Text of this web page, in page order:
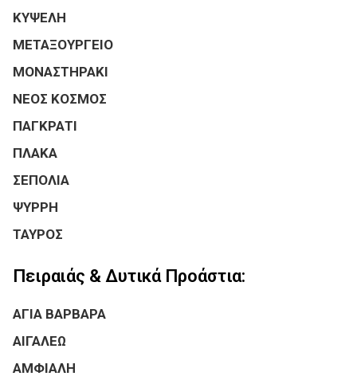
ΚΥΨΕΛΗ
ΜΕΤΑΞΟΥΡΓΕΙΟ
ΜΟΝΑΣΤΗΡΑΚΙ
ΝΕΟΣ ΚΟΣΜΟΣ
ΠΑΓΚΡΑΤΙ
ΠΛΑΚΑ
ΣΕΠΟΛΙΑ
ΨΥΡΡΗ
ΤΑΥΡΟΣ
Πειραιάς & Δυτικά Προάστια:
ΑΓΙΑ ΒΑΡΒΑΡΑ
ΑΙΓΑΛΕΩ
ΑΜΦΙΑΛΗ